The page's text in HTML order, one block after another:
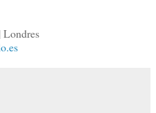
Londres